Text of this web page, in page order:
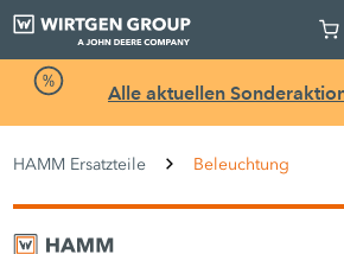
Alle aktuellen
HAMM Ersatzteile Beleuchtung